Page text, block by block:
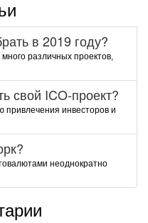
в 2019 году?
различных проектов,
свой ICO-проект?
привлечения инвесторов и
неоднократно